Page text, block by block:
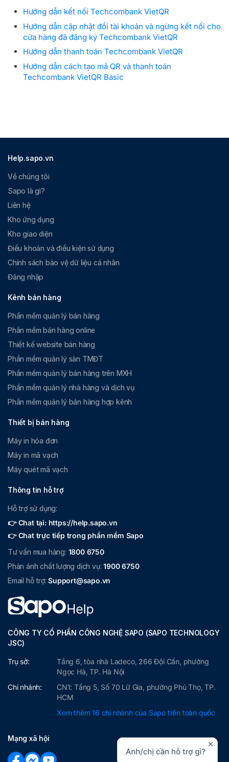
Hướng dẫn kết nối Techcombank VietQR
Hướng dẫn cập nhật đổi tài khoản và ngừng kết nối cho
cửa hàng đã đăng ký Techcombank VietQR
Hướng dẫn thanh toán Techcombank VietQR
Hướng dẫn cách tạo mã QR và thanh toán
Techcombank VietQR Basic
Help.sapo.vn
Về chúng tôi
Sapo là gì?
Liên hệ
Kho ứng dụng
Kho giao diện
Điều khoản và điều kiện sử dụng
Chính sách bảo vệ dữ liệu cá nhân
Đăng nhập
Kênh bán hàng
Phần mềm quản lý bán hàng
Phần mềm bán hàng online
Thiết kế website bán hàng
Phần mềm quản lý sàn TMĐT
Phần mềm quản lý bán hàng trên MXH
Phần mềm quản lý nhà hàng và dịch vụ
Phần mềm quản lý bán hàng hợp kênh
Thiết bị bán hàng
Máy in hóa đơn
Máy in mã vạch
Máy quét mã vạch
Thông tin hỗ trợ
Hỗ trợ sử dụng:
👉 Chat tại: https://help.sapo.vn
👉 Chat trực tiếp trong phần mềm Sapo
Tư vấn mua hàng: 1800 6750
Phản ánh chất lượng dịch vụ:1900 6750
Email hỗ trợ:Support@sapo.vn
CÔNG TY CỔ PHẦN CÔNG NGHỆ SAPO (SAPO TECHNOLOGY
JSC)
Trụ sở:
Tầng 6, tòa nhà Ladeco, 266 Đội Cấn, phường
Ngọc Hà, TP. Hà Nội
Chi nhánh:
CN1: Tầng 5, Số 70 Lữ Gia, phường Phú Thọ, TP.
HCM
Xem thêm 16 chi nhánh của Sapo trên toàn quốc
Mạng xã hội